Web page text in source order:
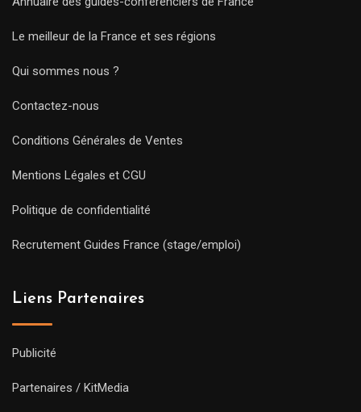
Le meilleur de la France et ses régions
Qui sommes nous ?
Contactez-nous
Conditions Générales de Ventes
Mentions Légales et CGU
Politique de confidentialité
Recrutement Guides France (stage/emploi)
Liens Partenaires
Publicité
Partenaires / KitMedia